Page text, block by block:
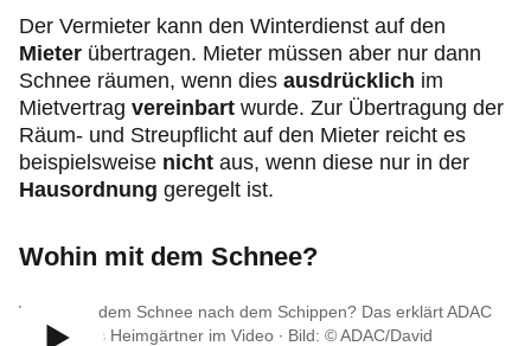
Der Vermieter kann den Winterdienst auf den
Mieter übertragen. Mieter müssen aber nur dann
Schnee räumen, wenn dies ausdrücklich im
Mietvertrag vereinbart wurde. Zur Übertragung der
Räum- und Streupflicht auf den Mieter reicht es
beispielsweise nicht aus, wenn diese nur in der
Hausordnung geregelt ist.
Wohin mit dem Schnee?
Wohin mit dem Schnee nach dem Schippen? Das erklärt ADAC
Jurist Klaus Heimgärtner im Video ∙ Bild: © ADAC/David